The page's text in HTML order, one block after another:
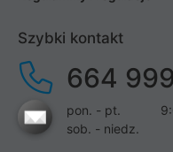
Szybki kontakt
664
pon. - pt.
sob. - niedz.